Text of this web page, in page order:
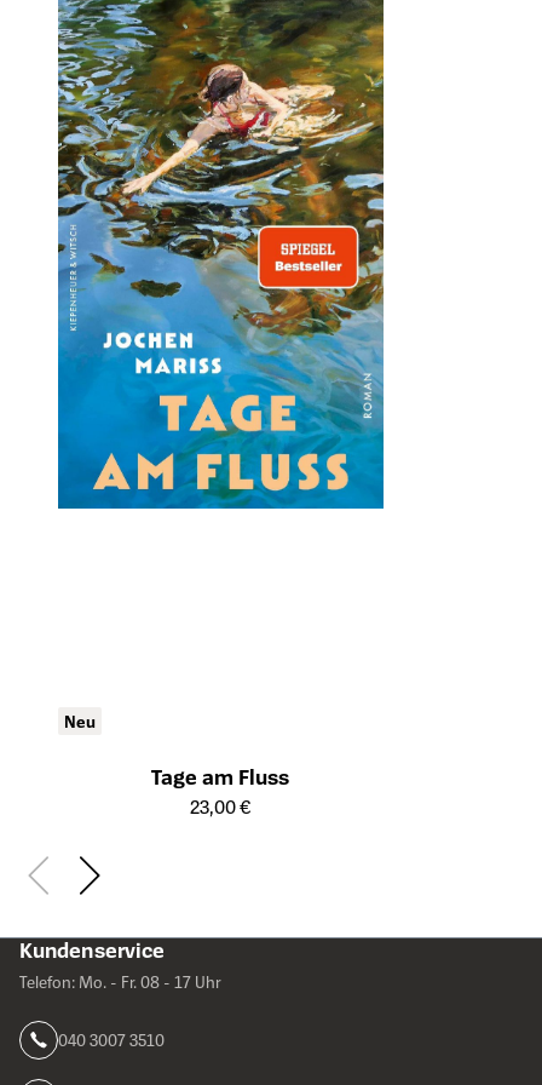
Neu
Tage am Fluss
Öffnet die Detailseite des Produkts
23,00 €
Kundenservice
Telefon: Mo. - Fr. 08 - 17 Uhr
040 3007 3510